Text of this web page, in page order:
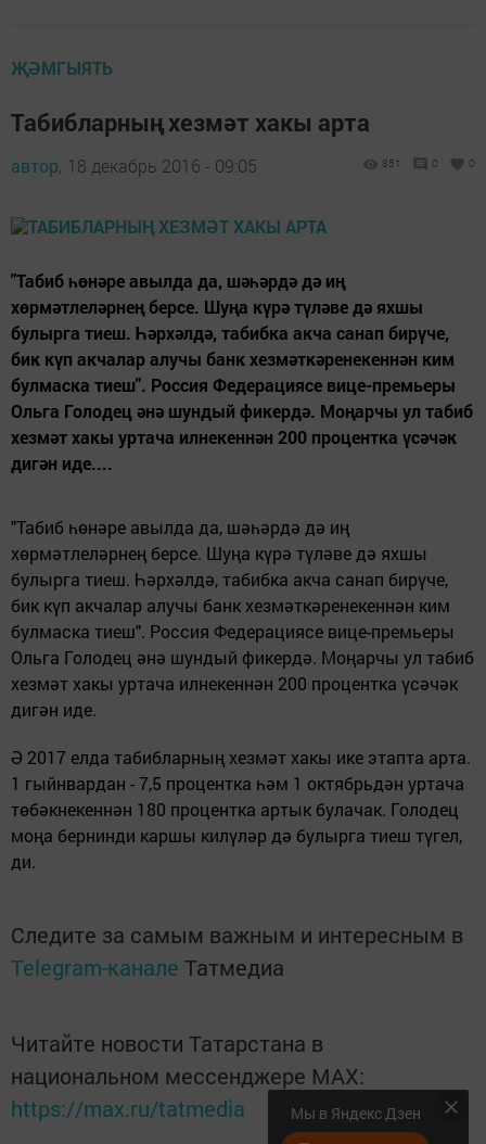
ҖӘМГЫЯТЬ
Табибларның хезмәт хакы арта
автор, 18 декабрь 2016 - 09:05 851 0 0
"Табиб һөнәре авылда да, шәһәрдә дә иң
хөрмәтлеләрнең берсе. Шуңа күрә түләве дә яхшы
булырга тиеш. Һәрхәлдә, табибка акча санап бирүче,
бик күп акчалар алучы банк хезмәткәренекеннән ким
булмаска тиеш". Россия Федерациясе вице-премьеры
Ольга Голодец әнә шундый фикердә. Моңарчы ул табиб
хезмәт хакы уртача илнекеннән 200 процентка үсәчәк
дигән иде....
"Табиб һөнәре авылда да, шәһәрдә дә иң
хөрмәтлеләрнең берсе. Шуңа күрә түләве дә яхшы
булырга тиеш. Һәрхәлдә, табибка акча санап бирүче,
бик күп акчалар алучы банк хезмәткәренекеннән ким
булмаска тиеш". Россия Федерациясе вице-премьеры
Ольга Голодец әнә шундый фикердә. Моңарчы ул табиб
хезмәт хакы уртача илнекеннән 200 процентка үсәчәк
дигән иде.
Ә 2017 елда табибларның хезмәт хакы ике этапта арта.
1 гыйнвардан - 7,5 процентка һәм 1 октябрьдән уртача
төбәкнекеннән 180 процентка артык булачак. Голодец
моңа бернинди каршы килүләр дә булырга тиеш түгел,
ди.
Следите за самым важным и интересным в
Telegram-канале Татмедиа
Читайте новости Татарстана в
национальном мессенджере MАХ:
https://max.ru/tatmedia
Мы в Яндекс Дзен